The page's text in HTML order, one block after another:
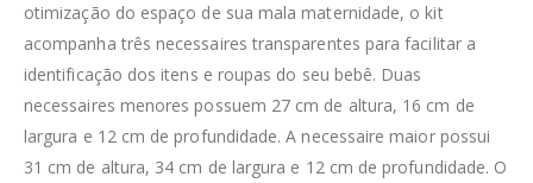
otimização do espaço de sua mala maternidade, o kit
acompanha três necessaires transparentes para facilitar a
identificação dos itens e roupas do seu bebê. Duas
necessaires menores possuem 27 cm de altura, 16 cm de
largura e 12 cm de profundidade. A necessaire maior possui
31 cm de altura, 34 cm de largura e 12 cm de profundidade. O